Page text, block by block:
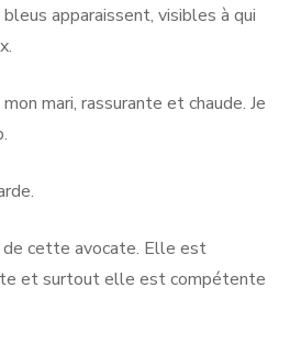
apparaissent, visibles à qui
mari, rassurante et chaude. Je
de cette avocate. Elle est
et surtout elle est compétente